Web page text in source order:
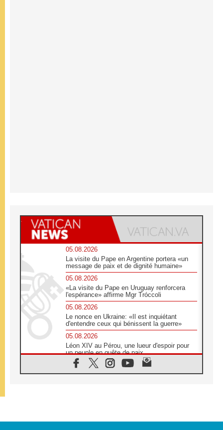
05.08.2026
La visite du Pape en Argentine portera «un
message de paix et de dignité humaine»
05.08.2026
«La visite du Pape en Uruguay renforcera
l'espérance» affirme Mgr Tróccoli
05.08.2026
Le nonce en Ukraine: «Il est inquiétant
d'entendre ceux qui bénissent la guerre»
05.08.2026
Léon XIV au Pérou, une lueur d'espoir pour
un peuple en quête de paix
05.08.2026
SCEAM: L'Église en Afrique vers